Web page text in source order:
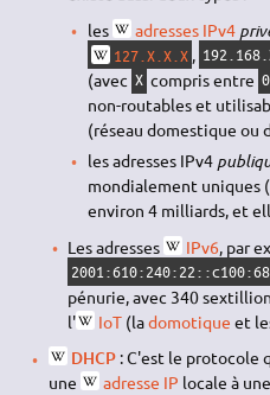
les
adresses IPv4
127.X.X.X ,
(avec X compris entre 0
non-routables et
(réseau domestique ou
les adresses IPv4
mondialement uniques
environ 4 milliards, et
Les adresses
IPv6, par
pénurie, avec 340
l'
IoT (ladomotique et
DHCP : C'est le protocole
une
adresse IP locale à